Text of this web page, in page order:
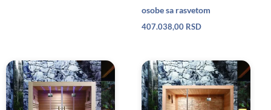
osobe sa rasvetom
407.038,00 RSD